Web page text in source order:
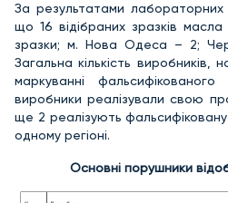
За результатами лабораторних
що 16 відібраних зразків
зразки; м. Нова Одеса – 2;
Загальна кількість виробників,
маркуванні
виробники реалізували свою
ще 2 реалізують
одному регіоні.
Основні порушники